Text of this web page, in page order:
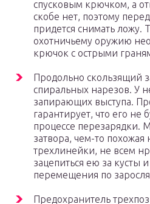
спусковым крючком, а
скобе нет, поэтому
придется снимать ложу.
охотничьему оружию
крючок с острыми
Продольно скользящий
спиральных нарезов. У
запирающих выступа.
гарантирует, что его не
процессе перезарядки.
затвора, чем-то похожая
трехлинейки, не всем
зацепиться ею за кусты
перемещения по
Предохранитель